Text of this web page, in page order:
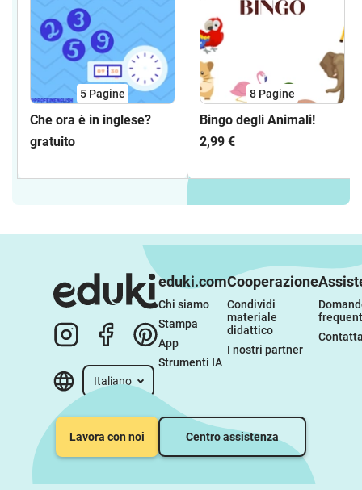
5 Pagine
Che ora è in inglese?
gratuito
8 Pagine
Bingo degli Animali!
2,99 €
Italiano
eduki.com
Chi siamo
Stampa
App
Strumenti IA
Cooperazione
Condividi
materiale
didattico
I nostri partner
Lavora con noi Centro assistenza